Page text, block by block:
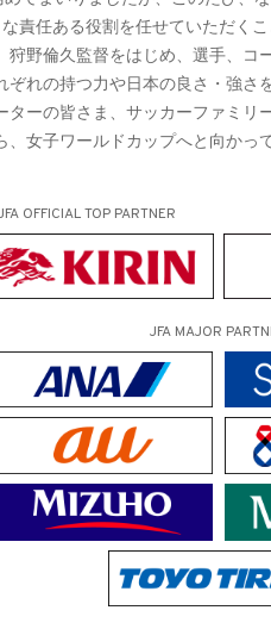
責任ある役割を任せていただく
野倫久監督をはじめ、選手、
れの持つ力や日本の良さ・強
ーの皆さま、サッカーファミ
女子ワールドカップへと向か
OFFICIALTOP PARTNER
JFA MAJOR